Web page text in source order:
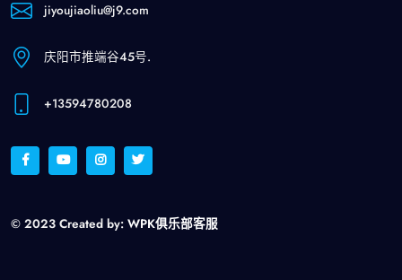
jiyoujiaoliu@j9.com
庆阳市推端谷45号.
+13594780208
© 2023 Created by: WPK俱乐部客服